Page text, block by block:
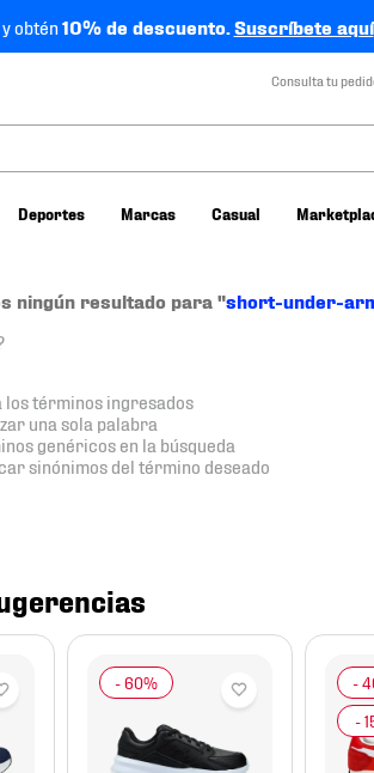
obtén10% de descuento.Suscríbete aquí
Consulta tu
Deportes Marcas Casual
ningún resultado para "short-under-
los términos ingresados
una sola palabra
genéricos en la búsqueda
sinónimos del término deseado